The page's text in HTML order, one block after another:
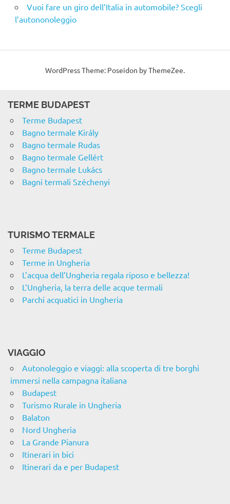
Vuoi fare un giro dell’Italia in automobile? Scegli
l’autononoleggio
WordPress Theme: Poseidon by ThemeZee.
TERME BUDAPEST
Terme Budapest
Bagno termale Király
Bagno termale Rudas
Bagno termale Gellért
Bagno termale Lukács
Bagni termali Széchenyi
TURISMO TERMALE
Terme Budapest
Terme in Ungheria
L’acqua dell’Ungheria regala riposo e bellezza!
L’Ungheria, la terra delle acque termali
Parchi acquatici in Ungheria
VIAGGIO
Autonoleggio e viaggi: alla scoperta di tre borghi
immersi nella campagna italiana
Budapest
Turismo Rurale in Ungheria
Balaton
Nord Ungheria
La Grande Pianura
Itinerari in bici
Itinerari da e per Budapest